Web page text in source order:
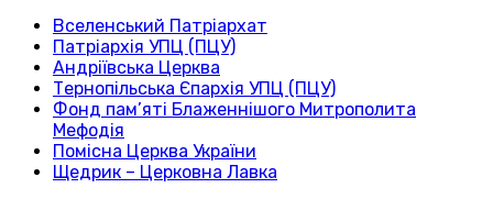
Вселенський Патріархат
Патріархія УПЦ (ПЦУ)
Андріївська Церква
Тернопільська Єпархія УПЦ (ПЦУ)
Фонд пам’яті Блаженнішого Митрополита
Мефодія
Помісна Церква України
Щедрик – Церковна Лавка